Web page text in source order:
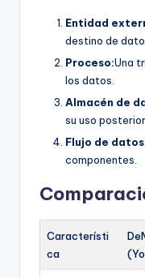
Entidad
destino de
Proceso:Una
los datos.
Almacén de
su uso
Flujo de
componentes.
Característi
ca